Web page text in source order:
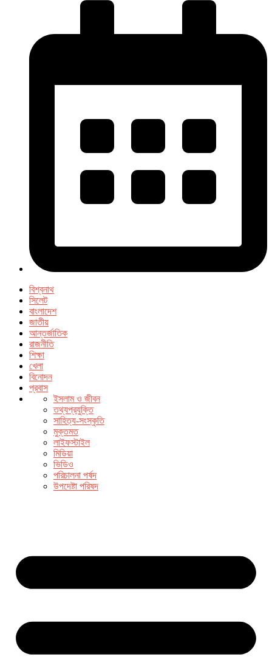
বিশ্বনাথ
সিলেট
বাংলাদেশ
জাতীয়
আন্তর্জাতিক
রাজনীতি
শিক্ষা
খেলা
বিনোদন
প্রবাস
ইসলাম ও জীবন
তথ্যপ্রযুক্তি
সাহিত্য-সংস্কৃতি
মুক্তমত
লাইফস্টাইল
মিডিয়া
ভিডিও
পরিচালনা পর্ষদ
উপদেষ্টা পরিষদ